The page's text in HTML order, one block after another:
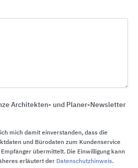
im Außenbereich
und
Download
Architekten- und Planer-Newsletter
mich damit einverstanden, dass die
und Bürodaten zum Kundenservice
übermittelt. Die Einwilligung kann
erläutert der Datenschutzhinweis.